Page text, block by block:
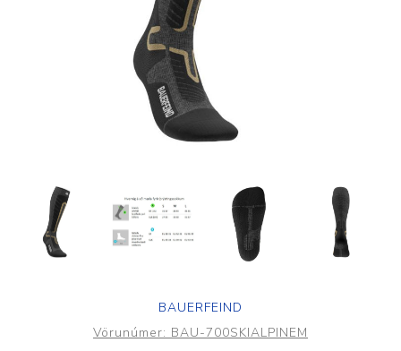
BAUERFEIND
Vörunúmer: BAU-700SKIALPINEM